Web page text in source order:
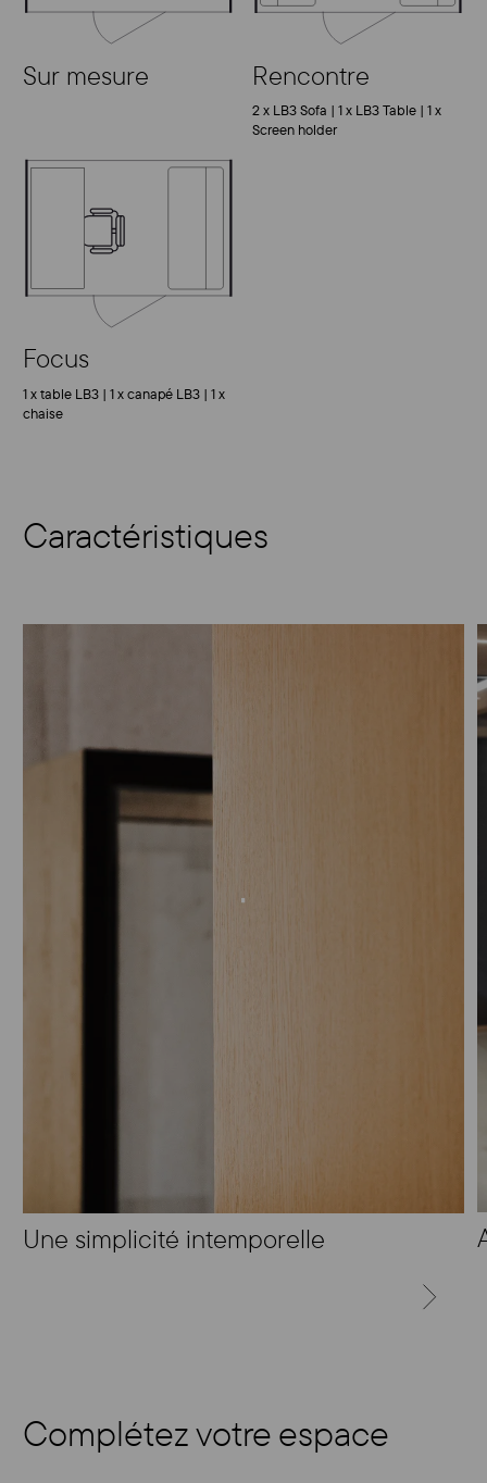
Sur mesure Rencontre
2 x LB3 Sofa | 1x LB3 Table | 1x
Screen holder
Focus
1 x table LB3 | 1 x canapé LB3 | 1 x
chaise
Caractéristiques
Une simplicité intemporelle
SUIVANT
Complétez votre espace